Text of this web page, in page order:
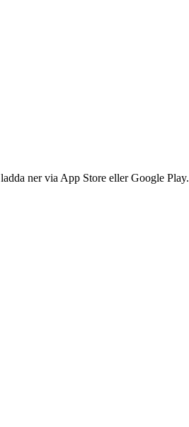
ner via App Store eller Google Play.